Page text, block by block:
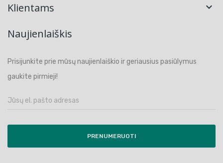
Klientams 
Naujienlaiškis
Prisijunkite prie mūsų naujienlaiškio ir geriausius pasiūlymus
gaukite pirmieji!
PRENUMERUOTI